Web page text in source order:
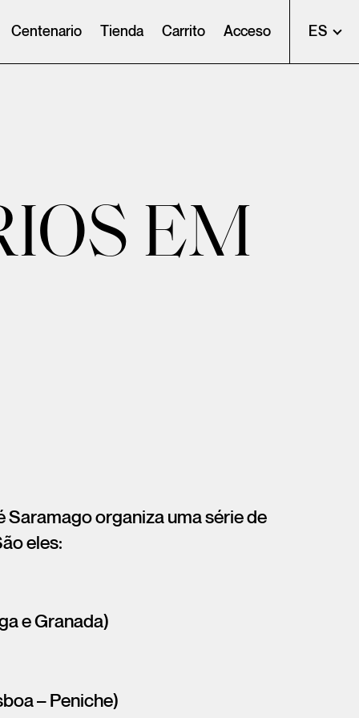
Centenario Tienda Carrito Acceso ES
EM
Saramago organiza uma série de
eles:
e Granada)
– Peniche)